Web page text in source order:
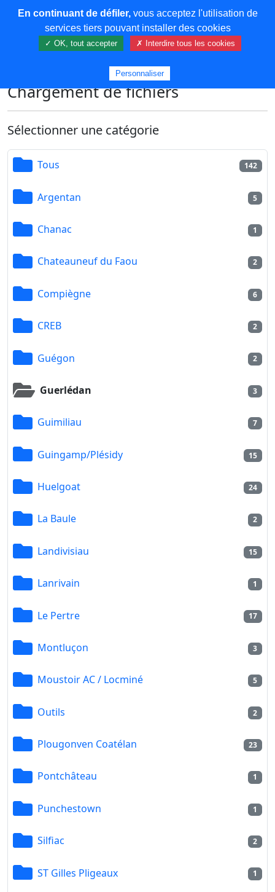
COREMA
Chargement de fichiers
Sélectionner une catégorie
Tous 142
Argentan 5
Chanac 1
Chateauneuf du Faou 2
Compiègne 6
CREB 2
Guégon 2
Guerlédan 3
Guimiliau 7
Guingamp/Plésidy 15
Huelgoat 24
La Baule 2
Landivisiau 15
Lanrivain 1
Le Pertre 17
Montluçon 3
Moustoir AC / Locminé 5
Outils 2
Plougonven Coatélan 23
Pontchâteau 1
Punchestown 1
Silfiac 2
ST Gilles Pligeaux 1
En continuant de défiler,vous acceptez l'utilisation de
services tiers pouvant installer des cookies
✓ OK, tout accepter ✗ Interdire tous les cookies
Personnaliser